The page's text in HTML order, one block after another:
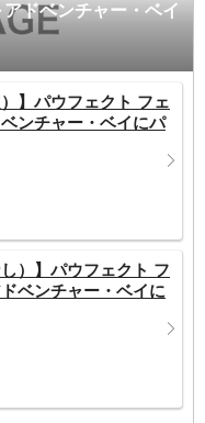
ドベンチャー・ベイ
】パウフェクト フェ
ンチャー・ベイにパ
）】パウフェクト フ
ベンチャー・ベイに